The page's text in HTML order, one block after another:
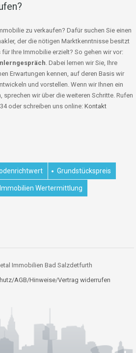
zu verkaufen? Dafür suchen Sie einen
der die nötigen Marktkenntnisse besitzt
Ihre Immobilie erzielt? So gehen wir vor:
. Dabei lernen wir Sie, Ihre
Erwartungen kennen, auf deren Basis wir
und vorstellen. Wenn wir Ihnen ein
sprechen wir über die weiteren Schritte. Rufen
oder schreiben uns online: Kontakt
Grundstückspreis
Immobilien Wertermittlung
Immobilien Bad Salzdetfurth
AGB/Hinweise/Vertrag widerrufen